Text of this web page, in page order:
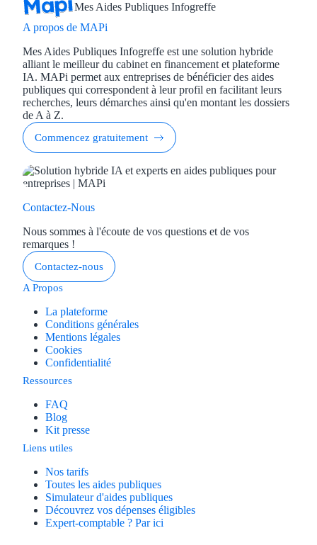
Mes Aides Publiques Infogreffe
A propos de MAPi
Mes Aides Publiques Infogreffe est une solution hybride
alliant le meilleur du cabinet en financement et plateforme
IA. MAPi permet aux entreprises de bénéficier des aides
publiques qui correspondent à leur profil en facilitant leurs
recherches, leurs démarches ainsi qu'en montant les dossiers
de A à Z.
Commencez gratuitement
Contactez-Nous
Nous sommes à l'écoute de vos questions et de vos
remarques !
Contactez-nous
A Propos
La plateforme
Conditions générales
Mentions légales
Cookies
Confidentialité
Ressources
FAQ
Blog
Kit presse
Liens utiles
Nos tarifs
Toutes les aides publiques
Simulateur d'aides publiques
Découvrez vos dépenses éligibles
Expert-comptable ? Par ici